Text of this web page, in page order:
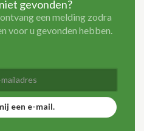
gevonden?
een melding zodra
voor u gevonden hebben.
een e-mail.